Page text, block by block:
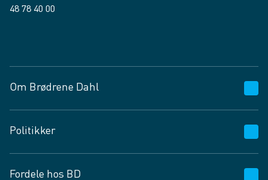
48 78 40 00
Om Brødrene Dahl
Vagttelefon 30 10 89 89
Spørgsmål og svar
Job og karriere
Politikker
Fordele hos BD